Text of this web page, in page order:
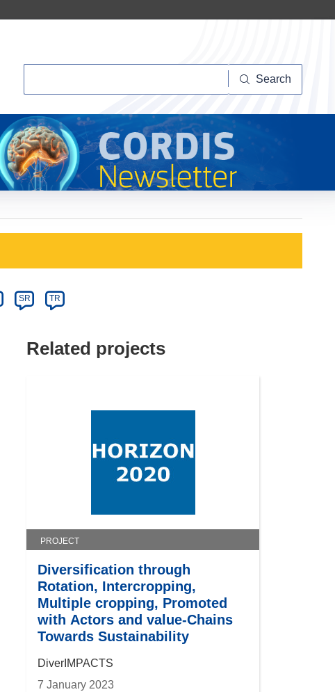
Search
SR TR
Related projects
PROJECT
Diversification through
Rotation, Intercropping,
Multiple cropping, Promoted
with Actors and value-Chains
Towards Sustainability
DiverIMPACTS
7 January 2023